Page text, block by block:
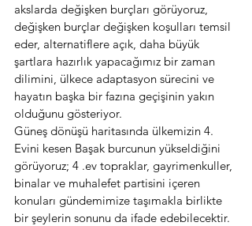
akslarda değişken burçları görüyoruz,
değişken burçlar değişken koşulları temsil
eder, alternatiflere açık, daha büyük
şartlara hazırlık yapacağımız bir zaman
dilimini, ülkece adaptasyon sürecini ve
hayatın başka bir fazına geçişinin yakın
olduğunu gösteriyor.
Güneş dönüşü haritasında ülkemizin 4.
Evini kesen Başak burcunun yükseldiğini
görüyoruz; 4 .ev topraklar, gayrimenkuller,
binalar ve muhalefet partisini içeren
konuları gündemimize taşımakla birlikte
bir şeylerin sonunu da ifade edebilecektir.